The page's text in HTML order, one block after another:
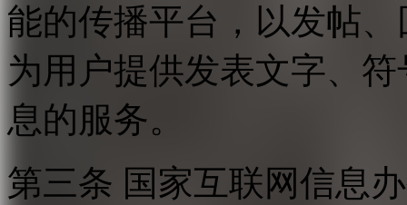
能的传播平台，以发帖
为用户提供发表文字、
息的服务。
第三条 国家互联网信息